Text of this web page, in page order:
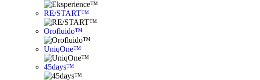
RE/START™
Orofluido™
UniqOne™
45days™